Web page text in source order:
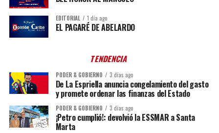
EDITORIAL 1 día ago
EL PAGARÉ DE ABELARDO
TENDENCIA
PODER & GOBIERNO 3 días ago
De La Espriella anuncia congelamiento del gasto
y promete ordenar las finanzas del Estado
PODER & GOBIERNO 3 días ago
¡Petro cumplió!: devolvió la ESSMAR a Santa
Marta